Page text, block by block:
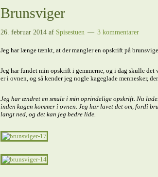
Brunsviger
26. februar 2014af Spisestuen 3 kommentarer
Jeg har længe tænkt, at der mangler en opskrift på
Jeg har fundet min opskrift i gemmerne, og i dag skulle
er i ovnen, og så kender jeg nogle kageglade mennesker,
Jeg har ændret en smule i min oprindelige opskrift. Nu
inden kagen kommer i ovnen. Jeg har lavet det om, fordi
langt ned, og det kan jeg bedre lide.